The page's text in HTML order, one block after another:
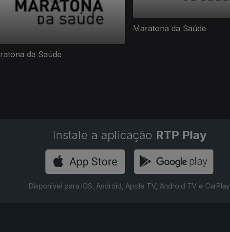
da Saúde
Maratona da Saúde
Instale a aplicação RTP Play
Disponível para iOS, Android, Apple TV, Android TV e CarPlay